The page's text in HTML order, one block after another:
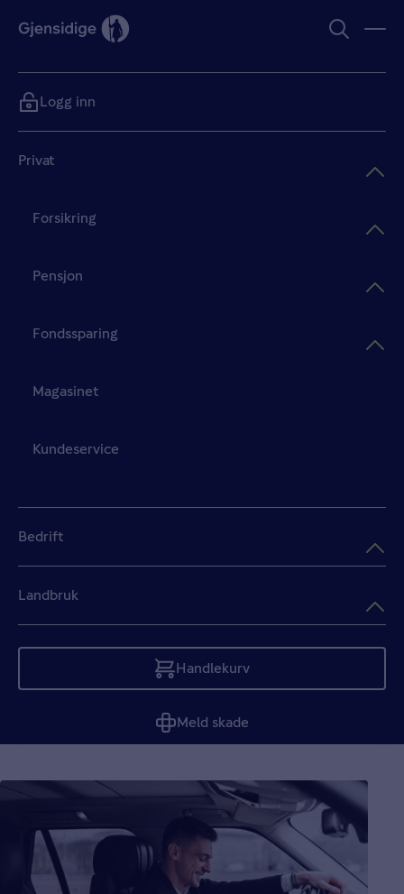
Privat
Forsikring
Pensjon
Fondssparing
Magasinet
Kundeservice
Bedrift
Landbruk
Handlekurv
Tom
Meld skade
Logg inn